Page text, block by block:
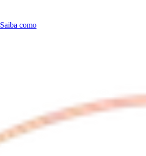
Saiba como